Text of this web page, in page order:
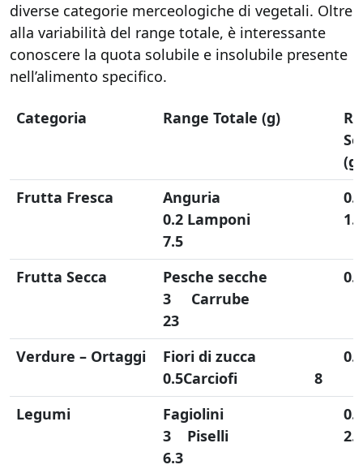
diverse categorie merceologiche di vegetali. Oltre
alla variabilità del range totale, è interessante
conoscere la quota solubile e insolubile presente
nell’alimento specifico.
Categoria Range Totale (g)
(g)
Frutta Fresca
Anguria
0.2 Lamponi
7.5
1.5
Frutta Secca
Pesche secche
3 Carrube
23
Verdure – Ortaggi
Fiori di zucca
0.5Carciofi 8
Legumi
Fagiolini
3 Piselli
6.3
2.5